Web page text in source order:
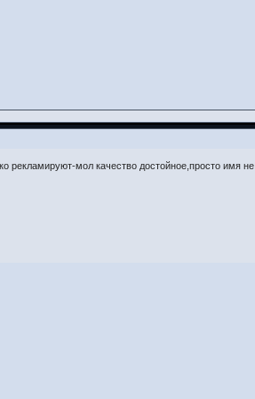
рекламируют-мол качество достойное,просто имя не